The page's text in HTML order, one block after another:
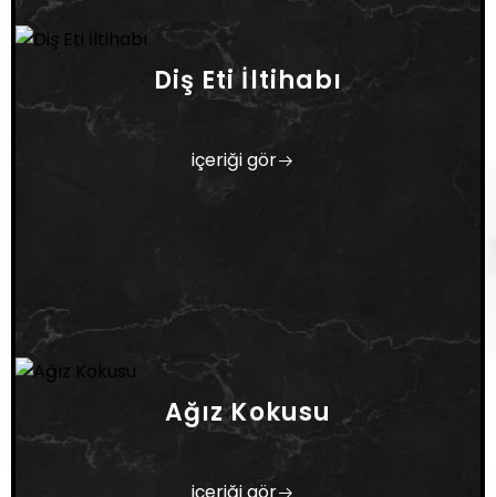
Diş Eti İltihabı
içeriği gör
Ağız Kokusu